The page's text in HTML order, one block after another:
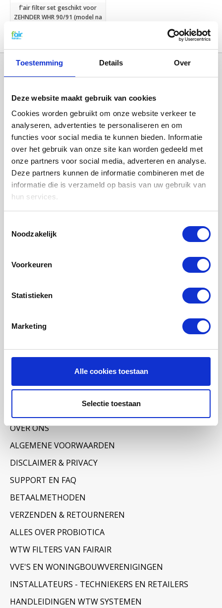
Toestemming Details Over
Deze website maakt gebruik van cookies
Cookies worden gebruikt om onze website verkeer te
analyseren, advertenties te personaliseren en om
functies voor social media te kunnen bieden. Informatie
over het gebruik van onze site kan worden gedeeld met
onze partners voor social media, adverteren en analyse.
Deze partners kunnen de informatie combineren met de
informatie die is verzameld op basis van uw gebruik van
hun services.
Noodzakelijk
Voorkeuren
Statistieken
Marketing
Alle cookies toestaan
Selectie toestaan
f'air filter set geschikt voor
ZEHNDER WHR 90/91 (model na
Categorieën
WTW FILTERS
LUCHTVERWARMING FILTERS
FILTERDOEKEN / MATTEN
ZAKKENFILTERS
PROBIOTISCHE REINIGINGSPRODUCTEN
INFORMATIE OVER WTW VENTILATIE
Mijn tickets
OVER ONS
ALGEMENE VOORWAARDEN
DISCLAIMER & PRIVACY
SUPPORT EN FAQ
BETAALMETHODEN
VERZENDEN & RETOURNEREN
ALLES OVER PROBIOTICA
WTW FILTERS VAN FAIRAIR
VVE'S EN WONINGBOUWVERENIGINGEN
INSTALLATEURS - TECHNIEKERS EN RETAILERS
HANDLEIDINGEN WTW SYSTEMEN